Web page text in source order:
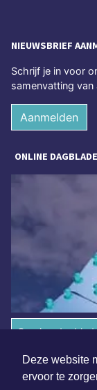
Deze website
ervoor te
NIEUWSBRIEF
Schrijf je in voor
samenvatting van
Aanmelden
ONLINE
Overige
Algemene